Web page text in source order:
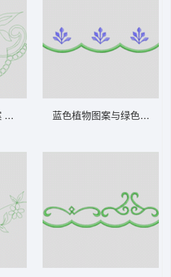
家纺 窗帘 装饰蓝色植物图案与绿色波浪